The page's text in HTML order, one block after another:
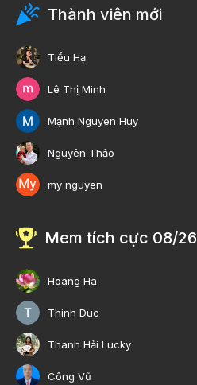
Thành viên mới
Tiểu Hạ
Lê Thị Minh
Mạnh Nguyen Huy
Nguyên Thảo
my nguyen
Mem tích cực 08/26
Hoang Ha
Thinh Duc
Thanh Hải Lucky
Công Vũ